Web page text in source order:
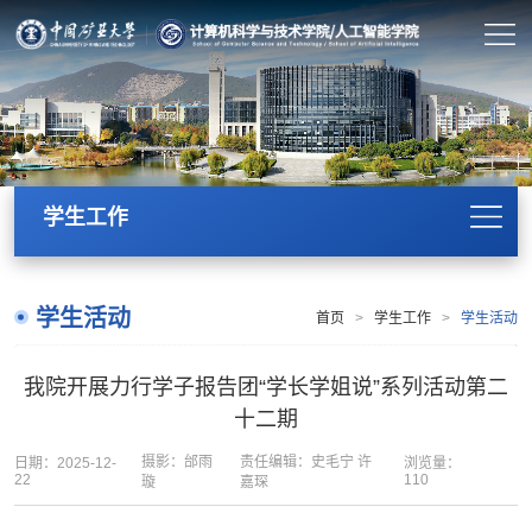
学生工作
学生活动 首页 > 学生工作 > 学生活动
我院开展力行学子报告团“学长学姐说”系列活动第二
十二期
日期：2025-12-
22
摄影：邰雨
璇
责任编辑：史毛宁 许
嘉琛
浏览量：
110